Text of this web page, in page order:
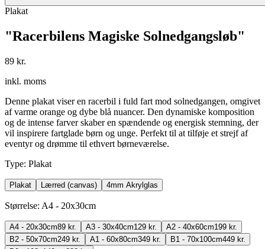
Plakat
"Racerbilens Magiske Solnedgangsløb"
89 kr.
inkl. moms
Denne plakat viser en racerbil i fuld fart mod solnedgangen, omgivet
af varme orange og dybe blå nuancer. Den dynamiske komposition
og de intense farver skaber en spændende og energisk stemning, der
vil inspirere fartglade børn og unge. Perfekt til at tilføje et strejf af
eventyr og drømme til ethvert børneværelse.
Type: Plakat
Plakat Lærred (canvas) 4mm Akrylglas
Størrelse: A4 - 20x30cm
A4 - 20x30cm89 kr. A3 - 30x40cm129 kr. A2 - 40x60cm199 kr.
B2 - 50x70cm249 kr. A1 - 60x80cm349 kr. B1 - 70x100cm449 kr.